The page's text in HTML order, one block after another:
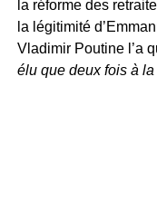
la réforme des
la légitimité
Vladimir Poutine l’a
élu que deux fois à